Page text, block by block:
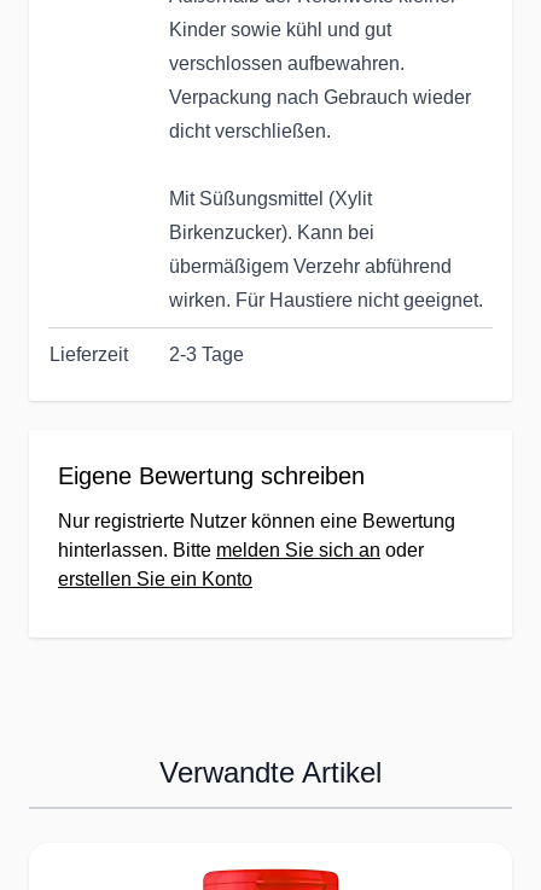
Kinder sowie kühl und gut
verschlossen aufbewahren.
Verpackung nach Gebrauch wieder
dicht verschließen.
Mit Süßungsmittel (Xylit
Birkenzucker). Kann bei
übermäßigem Verzehr abführend
wirken. Für Haustiere nicht geeignet.
Lieferzeit 2-3 Tage
Eigene Bewertung schreiben
Nur registrierte Nutzer können eine Bewertung
hinterlassen. Bitte melden Sie sich an oder
erstellen Sie ein Konto
Verwandte Artikel